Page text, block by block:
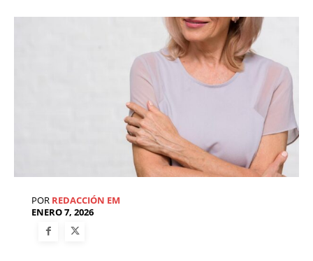
POR REDACCIÓN EM
ENERO 7, 2026